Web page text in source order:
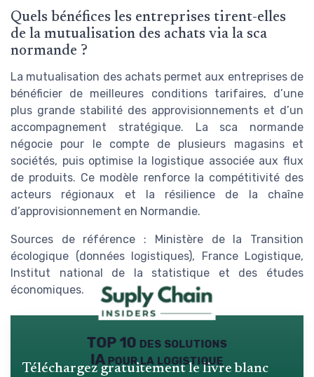
Quels bénéfices les entreprises tirent-elles
de la mutualisation des achats via la sca
normande ?
La mutualisation des achats permet aux entreprises de
bénéficier de meilleures conditions tarifaires, d’une
plus grande stabilité des approvisionnements et d’un
accompagnement stratégique. La sca normande
négocie pour le compte de plusieurs magasins et
sociétés, puis optimise la logistique associée aux flux
de produits. Ce modèle renforce la compétitivité des
acteurs régionaux et la résilience de la chaîne
d’approvisionnement en Normandie.
Sources de référence : Ministère de la Transition
écologique (données logistiques), France Logistique,
Institut national de la statistique et des études
économiques.
TOP 10 des solutions
IA pour la logistique
Téléchargez gratuitement le livre blanc